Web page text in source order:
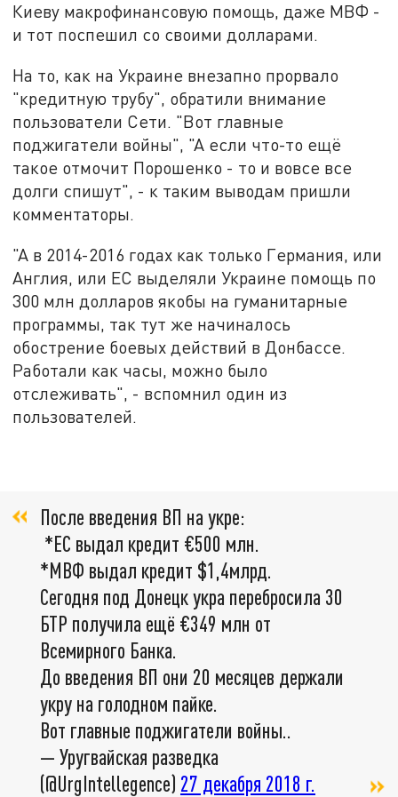
Киеву макрофинансовую помощь, даже МВФ -
и тот поспешил со своими долларами.
На то, как на Украине внезапно прорвало
"кредитную трубу", обратили внимание
пользователи Сети. "Вот главные
поджигатели войны", "А если что-то ещё
такое отмочит Порошенко - то и вовсе все
долги спишут", - к таким выводам пришли
комментаторы.
"А в 2014-2016 годах как только Германия, или
Англия, или ЕС выделяли Украине помощь по
300 млн долларов якобы на гуманитарные
программы, так тут же начиналось
обострение боевых действий в Донбассе.
Работали как часы, можно было
отслеживать", - вспомнил один из
пользователей.
После введения ВП на укре:
*ЕС выдал кредит €500 млн.
*МВФ выдал кредит $1,4млрд.
Сегодня под Донецк укра перебросила 30
БТР получила ещё €349 млн от
Всемирного Банка.
До введения ВП они 20 месяцев держали
укру на голодном пайке.
Вот главные поджигатели войны..
— Уругвайская разведка
(@UrgIntellegence) 27 декабря 2018 г.